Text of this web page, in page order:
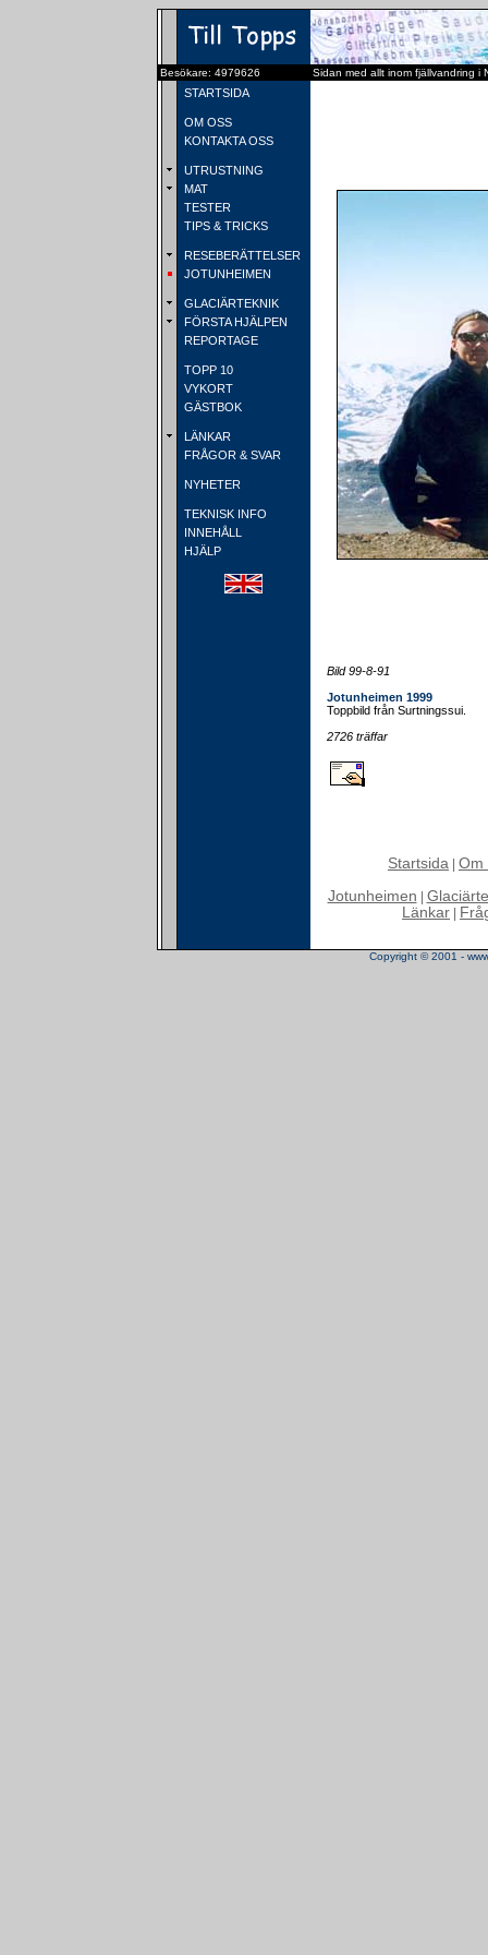
Besökare: 4979626 Sidan med allt inom fjällvandring i
STARTSIDA
OM OSS
KONTAKTA OSS
UTRUSTNING
MAT
TESTER
TIPS & TRICKS
RESEBERÄTTELSER
JOTUNHEIMEN
GLACIÄRTEKNIK
FÖRSTA HJÄLPEN
REPORTAGE
TOPP 10
VYKORT
GÄSTBOK
LÄNKAR
FRÅGOR & SVAR
NYHETER
TEKNISK INFO
INNEHÅLL
HJÄLP
Bild 99-8-91
Jotunheimen 1999
Toppbild från Surtningssui.
2726 träffar
Startsida Om
Jotunheimen
Länkar
Copyright © 2001 -